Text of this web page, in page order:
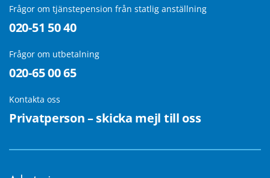
Frågor om tjänstepension från statlig anställning
020-51 50 40
Frågor om utbetalning
020-65 00 65
Kontakta oss
Privatperson – skicka mejl till oss